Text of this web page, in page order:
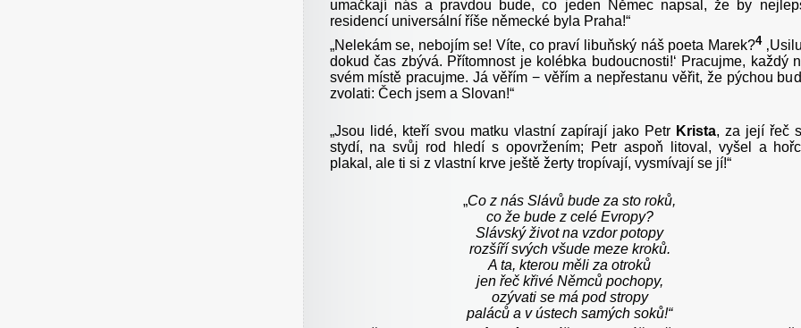
umačkají nás a pravdou bude, co jeden Němec napsal, že by
residencí universální říše německé byla Praha!“
„Nelekám se, nebojím se! Víte, co praví libuňský náš poeta Marek?4
dokud čas zbývá. Přítomnost je kolébka budoucnosti!‘ Pracujme, každý
svém místě pracujme. Já věřím − věřím a nepřestanu věřit, že pýchou
zvolati: Čech jsem a Slovan!“
„Jsou lidé, kteří svou matku vlastní zapírají jako Petr Krista, za její řeč
stydí, na svůj rod hledí s opovržením; Petr aspoň litoval, vyšel a
plakal, ale ti si z vlastní krve ještě žerty tropívají, vysmívají se jí!“
„Co z nás Slávů bude za sto roků,
co že bude z celé Evropy?
Slávský život na vzdor potopy
rozšíří svých všude meze kroků.
A ta, kterou měli za otroků
jen řeč křivé Němců pochopy,
ozývati se má pod stropy
paláců a v ústech samých soků!“